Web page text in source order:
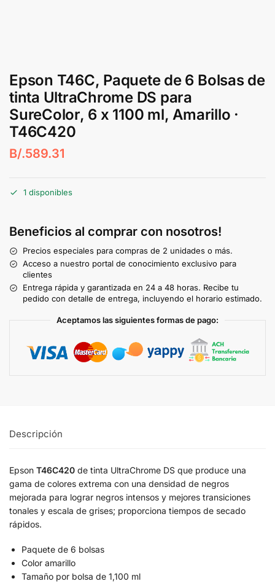
Epson T46C, Paquete de 6 Bolsas de
tinta UltraChrome DS para
SureColor, 6 x 1100 ml, Amarillo ·
T46C420
B/.589.31
1 disponibles
Beneficios al comprar con nosotros!
Precios especiales para compras de 2 unidades o más.
Acceso a nuestro portal de conocimiento exclusivo para
clientes
Entrega rápida y garantizada en 24 a 48 horas. Recibe tu
pedido con detalle de entrega, incluyendo el horario estimado.
Aceptamos las siguientes formas de pago:
Descripción
Epson T46C420 de tinta UltraChrome DS que produce una
gama de colores extrema con una densidad de negros
mejorada para lograr negros intensos y mejores transiciones
tonales y escala de grises; proporciona tiempos de secado
rápidos.
Paquete de 6 bolsas
Color amarillo
Tamaño por bolsa de 1,100 ml